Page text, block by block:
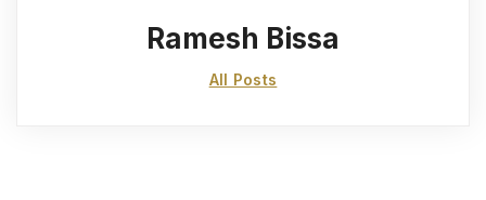
Ramesh Bissa
All Posts